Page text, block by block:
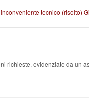
tecnico (risolto)
richieste, evidenziate da un